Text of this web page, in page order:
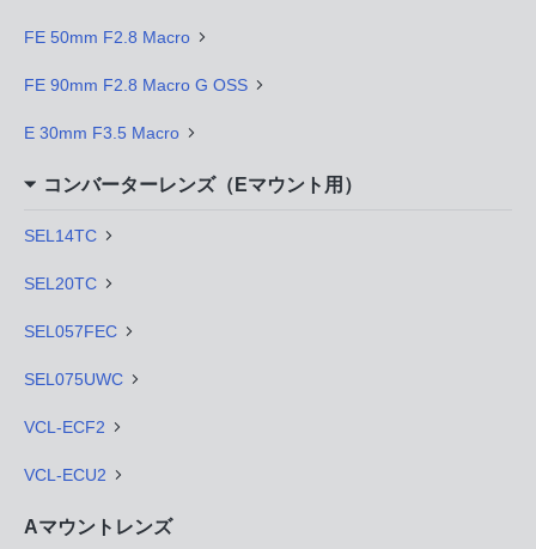
FE 50mm F2.8 Macro
FE 90mm F2.8 Macro G OSS
E 30mm F3.5 Macro
コンバーターレンズ（Eマウント用）
SEL14TC
SEL20TC
SEL057FEC
SEL075UWC
VCL-ECF2
VCL-ECU2
Aマウントレンズ